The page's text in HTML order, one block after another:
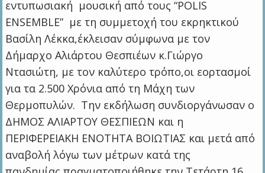
εντυπωσιακή μουσική από τους “POLIS
ENSEMBLE” με τη συμμετοχή του εκρηκτικού
Βασίλη Λέκκα,έκλεισαν σύμφωνα με τον
Δήμαρχο Αλιάρτου Θεσπιέων κ.Γιώργο
Ντασιώτη, με τον καλύτερο τρόπο,οι εορτασμοί
για τα 2.500 Χρόνια από τη Μάχη των
Θερμοπυλών. Την εκδήλωση συνδιοργάνωσαν ο
ΔΗΜΟΣ ΑΛΙΑΡΤΟΥ ΘΕΣΠΙΕΩΝ και η
ΠΕΡΙΦΕΡΕΙΑΚΗ ΕΝΟΤΗΤΑ ΒΟΙΩΤΙΑΣ και μετά από
αναβολή λόγω των μέτρων κατά της